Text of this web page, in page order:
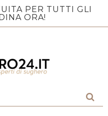
PER TUTTI GLI
ORA!